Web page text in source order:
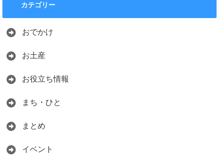
カテゴリー
おでかけ
お土産
お役立ち情報
まち・ひと
まとめ
イベント